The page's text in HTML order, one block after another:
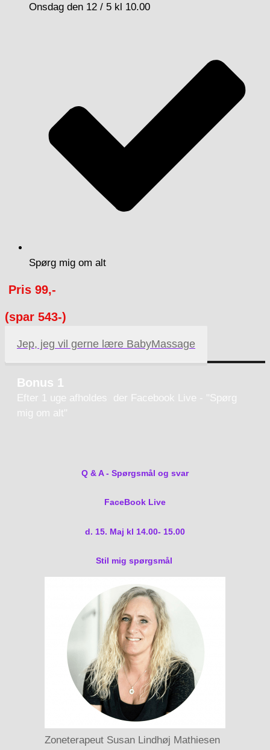
Onsdag den 12 / 5 kl 10.00
Spørg mig om alt
Pris 99,-
(spar 543-)
Jep, jeg vil gerne lære BabyMassage
Bonus 1
Efter 1 uge afholdes der Facebook Live - "Spørg
mig om alt"
Q & A - Spørgsmål og svar
FaceBook Live
d. 15. Maj kl 14.00- 15.00
Stil mig spørgsmål
Værdi 99,-
Zoneterapeut Susan Lindhøj Mathiesen